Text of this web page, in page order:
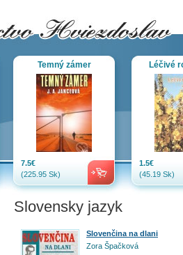
Temný zámer
7.5€
(225.95 Sk)
Léčivé
1.5€
(45.19 Sk)
Slovensky jazyk
Slovenčina na dlani
Zora Špačková